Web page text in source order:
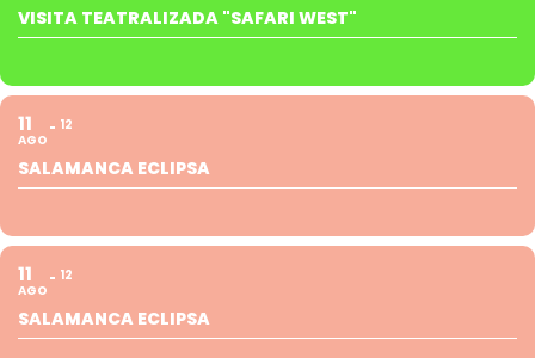
VISITA TEATRALIZADA "SAFARI WEST"
11
AGO
12
SALAMANCA ECLIPSA
11
AGO
12
SALAMANCA ECLIPSA